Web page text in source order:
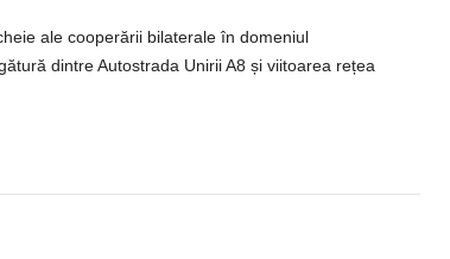
ale cooperării bilaterale în domeniul
dintre Autostrada Unirii A8 și viitoarea rețea